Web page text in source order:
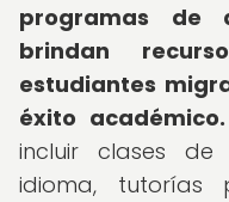
programas de
brindan
estudiantes
éxito académico.
incluir clases de
idioma, tutorías